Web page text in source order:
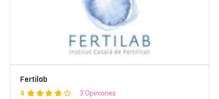
Fertilab
4 3 Opiniones